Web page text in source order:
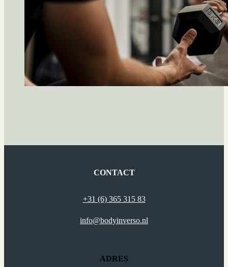
CONTACT
+31 (6) 365 315 83
info@bodyinverso.nl
ADRES